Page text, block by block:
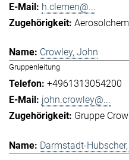
h.clemen@...
Crowley, John
Gruppenleitung
+4961313054200
john.crowley@...
Gruppe
Darmstadt-